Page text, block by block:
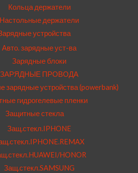
Кольца держатели
Настольные держатели
устройства
Авто. зарядные уст-ва
Зарядные блоки
ЗАРЯДНЫЕ ПРОВОДА
зарядные устройства (powerbank)
гидрогелевые пленки
Защитные стекла
Защ.стекл.IPHONE
HONOR
Защ.стекл.SAMSUNG